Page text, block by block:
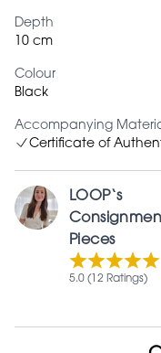
Depth
10 cm
Colour
Black
Accompanying
Certificate of
LOOP‘s
Pieces
5.0 (12 Ratings)